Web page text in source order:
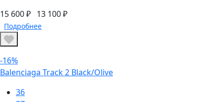
15 600 ₽ 13 100 ₽
Подробнее
-16%
Balenciaga Track 2 Black/Olive
36